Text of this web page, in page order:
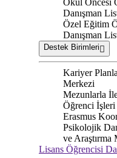
Okul Öncesi
Danışman
Özel Eğitim
Danışman
Destek Birimleri
Kariyer
Merkezi
Mezunlarla
Öğrenci İşleri
Erasmus
Psikolojik
ve Araştırma
Lisans Öğrencisi